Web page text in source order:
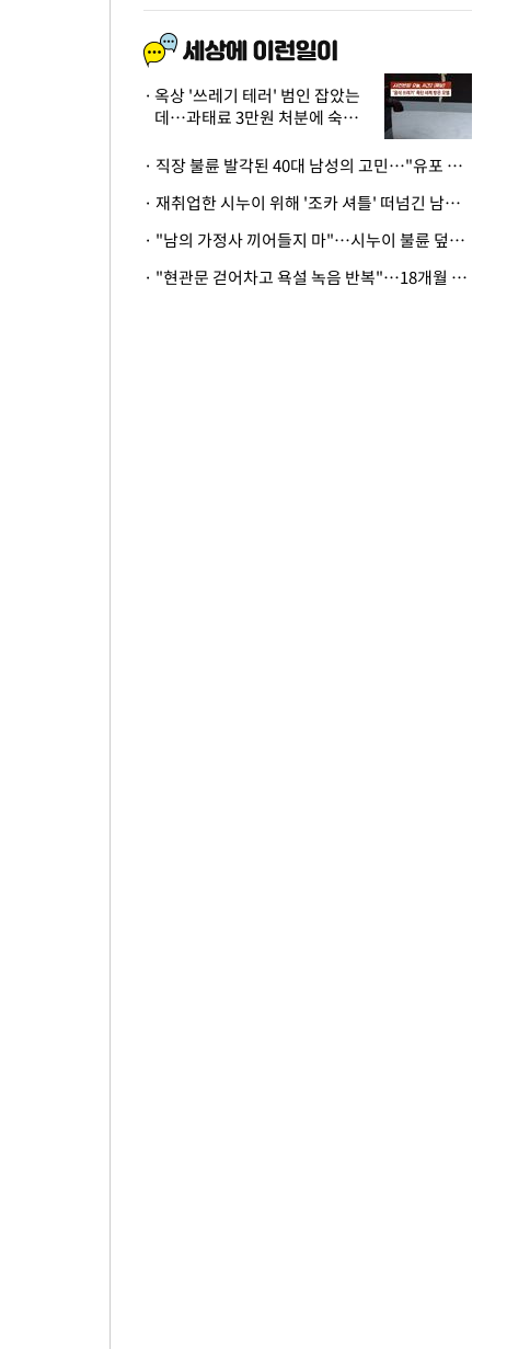
옥상 '쓰레기 테러' 범인 잡았는
데…과태료 3만원 처분에 숙박업
· 직장 불륜 발각된 40대 남성의 고민…"유포 동료 명예훼손·협박죄 고소 가능할까"
· 재취업한 시누이 위해 '조카 셔틀' 떠넘긴 남편…아내 "난 못한다"
· "남의 가정사 끼어들지 마"…시누이 불륜 덮으려는 남편에 억울한 아내
· "현관문 걷어차고 욕설 녹음 반복"…18개월 아기 키우는 집 뒤흔든 '앞집의 비극'